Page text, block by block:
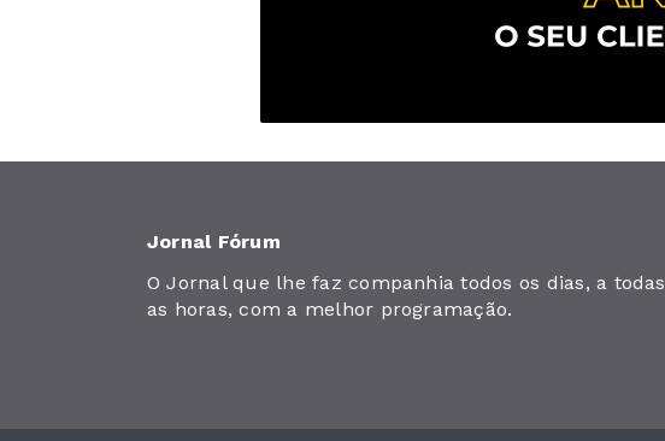
Jornal Fórum
O Jornal que lhe faz companhia todos os dias, a todas
as horas, com a melhor programação.